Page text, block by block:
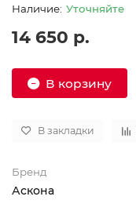
Уточняйте
14 650 р.
В корзину
В закладки
Бренд
Аскона